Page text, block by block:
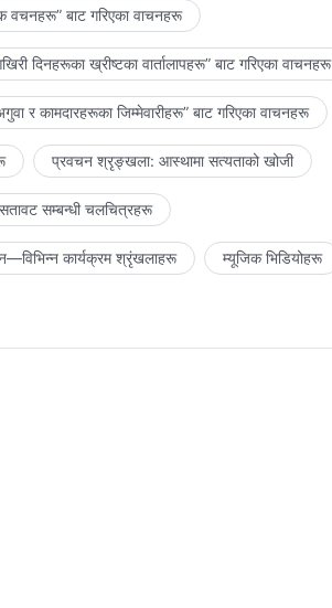
वचनहरू” बाट गरिएका वाचनहरू
दिनहरूका ख्रीष्टका वार्तालापहरू” बाट गरिएका वाचनहरू
र कामदारहरूका जिम्‍मेवारीहरू” बाट गरिएका वाचनहरू
प्रवचन श्रृङ्खला: आस्थामा सत्यताको खोजी
सतावट सम्‍बन्धी चलचित्रहरू
कार्यक्रम श्रृंखलाहरू म्यूजिक भिडियोहरू